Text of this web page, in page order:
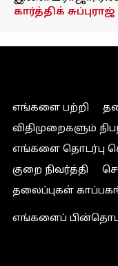
கார்த்திக் சுப்புராஜ்
எங்களை பற்றி
விதிமுறைகளும்
எங்களை தொடர்பு
குறை நிவர்த்தி
தலைப்புகள்
எங்களைப்